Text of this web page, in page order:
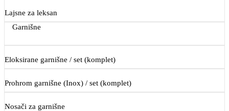
Lajsne za leksan
Garnišne
Eloksirane garnišne / set (komplet)
Prohrom garnišne (Inox) / set (komplet)
Nosači za garnišne